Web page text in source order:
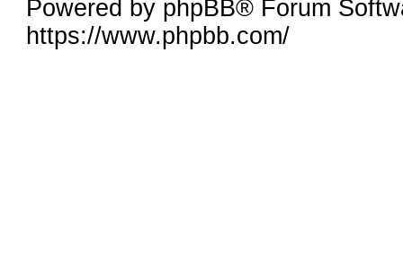
Powered by phpBB® Forum
https://www.phpbb.com/